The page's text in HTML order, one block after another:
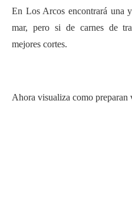
En Los Arcos encontrará una
mar, pero si de carnes de
mejores cortes.
Ahora visualiza como preparan